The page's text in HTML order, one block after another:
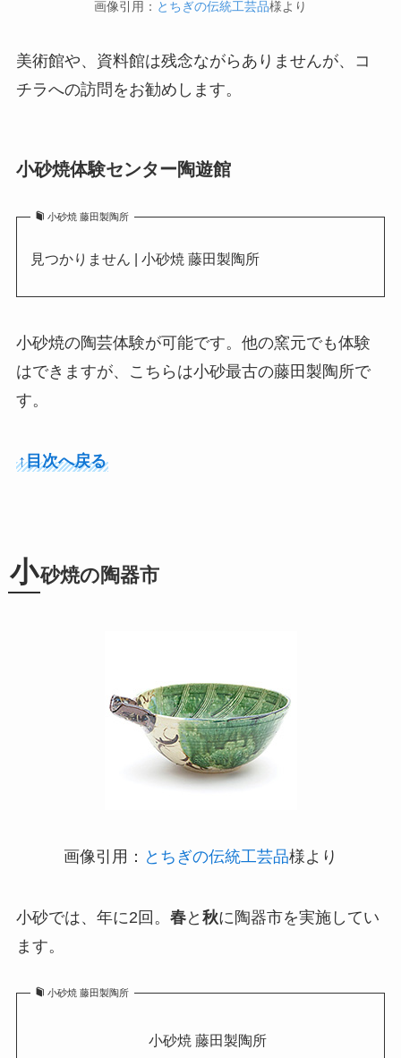
画像引用： とちぎの伝統工芸品様より
美術館や、資料館は残念ながらありませんが、コ
チラへの訪問をお勧めします。
小砂焼体験センター陶遊館
小砂焼 藤田製陶所
見つかりません | 小砂焼 藤田製陶所
小砂焼の陶芸体験が可能です。他の窯元でも体験
はできますが、こちらは小砂最古の藤田製陶所で
す。
↑目次へ戻る
小砂焼の陶器市
画像引用： とちぎの伝統工芸品様より
小砂では、年に2回。 春と 秋に陶器市を実施してい
ます。
小砂焼 藤田製陶所
小砂焼 藤田製陶所